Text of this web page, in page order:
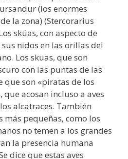
(los enormes
la zona) (Stercorarius
skúas, con aspecto de
nidos en las orillas del
Los skuas, que son
con las puntas de las
que son «piratas de los
acosan incluso a aves
alcatraces. También
más pequeñas, como los
no temen a los grandes
la presencia humana
dice que estas aves